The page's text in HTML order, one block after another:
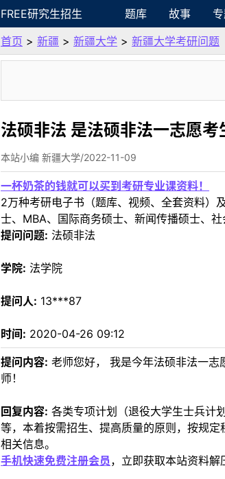
FREE研究生招生 题库 故事
首页 > 新疆 > 新疆大学 > 新疆大学考研问题
法硕非法 是法硕非法一志愿
本站小编 新疆大学/2022-11-09
一杯奶茶的钱就可以买到考研专业课资料！
2万种考研电子书（题库、视频、全套资料）
士、MBA、国际商务硕士、新闻传播硕士、
提问问题: 法硕非法
学院: 法学院
提问人: 13***87
时间: 2020-04-26 09:12
提问内容: 老师您好， 我是今年法硕非法一
师！
回复内容: 各类专项计划（退役大学生士兵计
等，本着按需招生、提高质量的原则，按规
相关信息。
手机快速免费注册会员 ，立即获取本站资料解